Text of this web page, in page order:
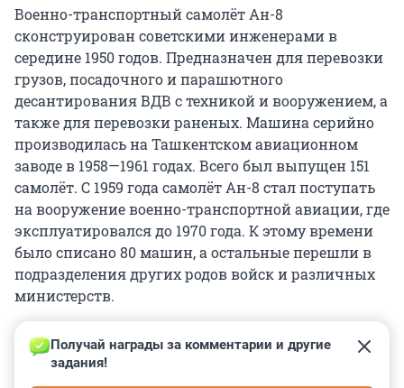
Военно-транспортный самолёт Ан-8
сконструирован советскими инженерами в
середине 1950 годов. Предназначен для перевозки
грузов, посадочного и парашютного
десантирования ВДВ с техникой и вооружением, а
также для перевозки раненых. Машина серийно
производилась на Ташкентском авиационном
заводе в 1958—1961 годах. Всего был выпущен 151
самолёт. С 1959 года самолёт Ан-8 стал поступать
на вооружение военно-транспортной авиации, где
эксплуатировался до 1970 года. К этому времени
было списано 80 машин, а остальные перешли в
подразделения других родов войск и различных
министерств.
Получай награды за комментарии и другие
задания!